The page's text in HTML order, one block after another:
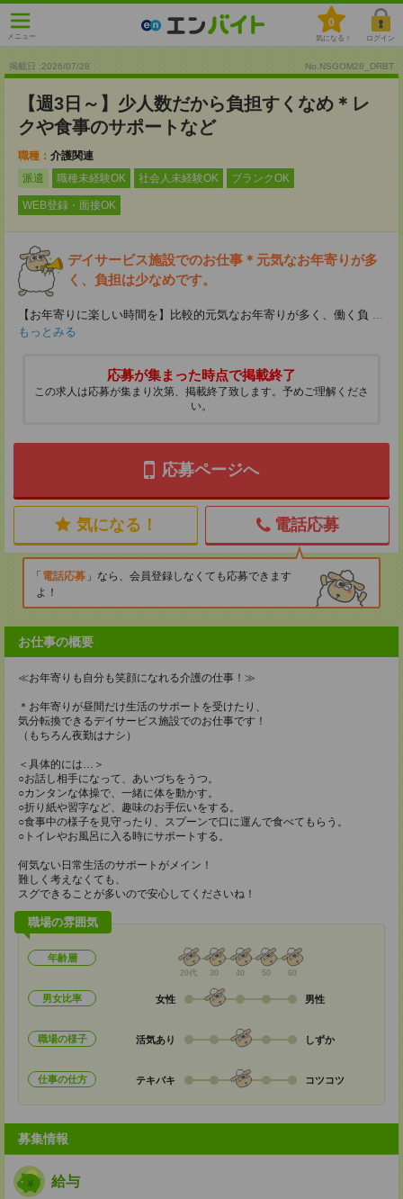
メニュー
0
気になる！ ログイン
掲載日 :2026/07/28 No.NSGOM28_DRBT
【週3日～】少人数だから負担すくなめ＊レ
クや食事のサポートなど
職種： 介護関連
派遣
職種未経験OK 社会人未経験OK ブランクOK
WEB登録・面接OK
デイサービス施設でのお仕事＊元気なお年寄りが多
く、負担は少なめです。
【お年寄りに楽しい時間を】比較的元気なお年寄りが多く、働く負 ...
もっとみる
応募が集まった時点で掲載終了
この求人は応募が集まり次第、掲載終了致します。予めご理解くださ
い。
応募ページへ
気になる！ 電話応募
電話応募
なら、会員登録しなくても応募できます
よ！
お仕事の概要
≪お年寄りも自分も笑顔になれる介護の仕事！≫
＊お年寄りが昼間だけ生活のサポートを受けたり、
気分転換できるデイサービス施設でのお仕事です！
（もちろん夜勤はナシ）
＜具体的には…＞
○お話し相手になって、あいづちをうつ。
○カンタンな体操で、一緒に体を動かす。
○折り紙や習字など、趣味のお手伝いをする。
○食事中の様子を見守ったり、スプーンで口に運んで食べてもらう。
○トイレやお風呂に入る時にサポートする。
何気ない日常生活のサポートがメイン！
難しく考えなくても、
スグできることが多いので安心してくださいね！
職場の雰囲気
年齢層
20代 30 40 50 60
男女比率 女性 男性
職場の様子 活気あり しずか
仕事の仕方 テキパキ コツコツ
募集情報
給与